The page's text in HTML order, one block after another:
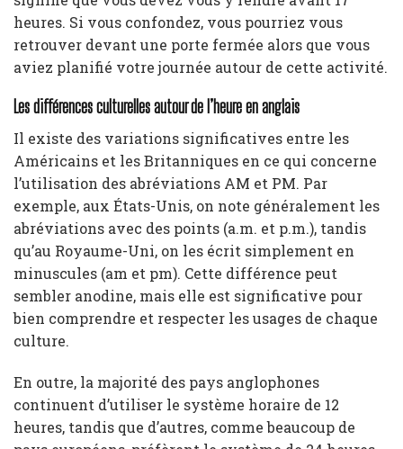
heures. Si vous confondez, vous pourriez vous
retrouver devant une porte fermée alors que vous
aviez planifié votre journée autour de cette activité.
Les différences culturelles autour de l’heure en anglais
Il existe des variations significatives entre les
Américains et les Britanniques en ce qui concerne
l’utilisation des abréviations AM et PM. Par
exemple, aux États-Unis, on note généralement les
abréviations avec des points (a.m. et p.m.), tandis
qu’au Royaume-Uni, on les écrit simplement en
minuscules (am et pm). Cette différence peut
sembler anodine, mais elle est significative pour
bien comprendre et respecter les usages de chaque
culture.
En outre, la majorité des pays anglophones
continuent d’utiliser le système horaire de 12
heures, tandis que d’autres, comme beaucoup de